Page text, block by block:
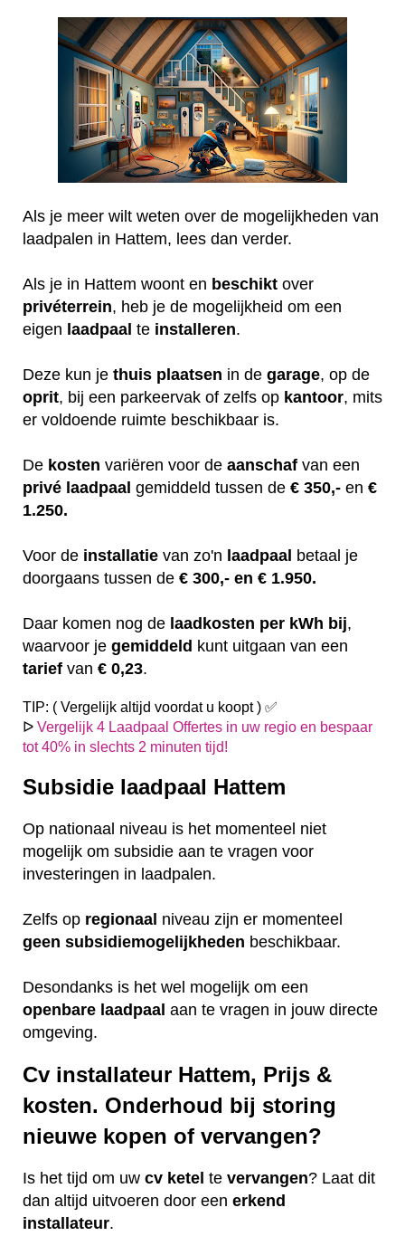
Als je meer wilt weten over de mogelijkheden van
laadpalen in Hattem, lees dan verder.
Als je in Hattem woont en beschikt over
privéterrein, heb je de mogelijkheid om een
eigen laadpaal te installeren.
Deze kun je thuis plaatsen in de garage, op de
oprit, bij een parkeervak of zelfs op kantoor, mits
er voldoende ruimte beschikbaar is.
De kosten variëren voor de aanschaf van een
privé laadpaal gemiddeld tussen de € 350,- en €
1.250.
Voor de installatie van zo'n laadpaal betaal je
doorgaans tussen de € 300,- en € 1.950.
Daar komen nog de laadkosten per kWh bij,
waarvoor je gemiddeld kunt uitgaan van een
tarief van € 0,23.
TIP: ( Vergelijk altijd voordat u koopt ) ✅
ᐅ Vergelijk 4 Laadpaal Offertes in uw regio en bespaar
tot 40% in slechts 2 minuten tijd!
Subsidie laadpaal Hattem
Op nationaal niveau is het momenteel niet
mogelijk om subsidie aan te vragen voor
investeringen in laadpalen.
Zelfs op regionaal niveau zijn er momenteel
geen subsidiemogelijkheden beschikbaar.
Desondanks is het wel mogelijk om een
openbare laadpaal aan te vragen in jouw directe
omgeving.
Cv installateur Hattem, Prijs &
kosten. Onderhoud bij storing
nieuwe kopen of vervangen?
Is het tijd om uw cv ketel te vervangen? Laat dit
dan altijd uitvoeren door een erkend
installateur.